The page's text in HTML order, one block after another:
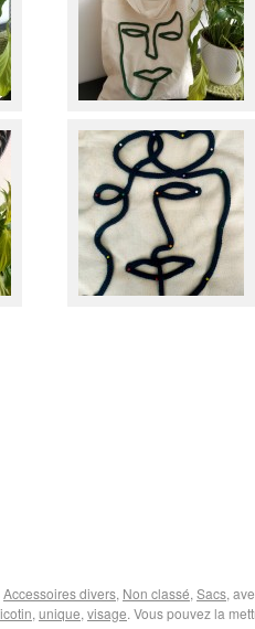
Accessoires divers, Non classé, Sacs,
, unique, visage. Vous pouvez la